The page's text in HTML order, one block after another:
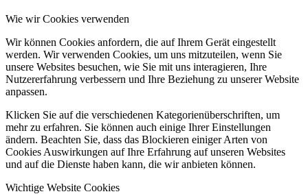
Wie wir Cookies verwenden
Wir können Cookies anfordern, die auf Ihrem Gerät eingestellt
werden. Wir verwenden Cookies, um uns mitzuteilen, wenn Sie
unsere Websites besuchen, wie Sie mit uns interagieren, Ihre
Nutzererfahrung verbessern und Ihre Beziehung zu unserer Website
anpassen.
Klicken Sie auf die verschiedenen Kategorienüberschriften, um
mehr zu erfahren. Sie können auch einige Ihrer Einstellungen
ändern. Beachten Sie, dass das Blockieren einiger Arten von
Cookies Auswirkungen auf Ihre Erfahrung auf unseren Websites
und auf die Dienste haben kann, die wir anbieten können.
Wichtige Website Cookies